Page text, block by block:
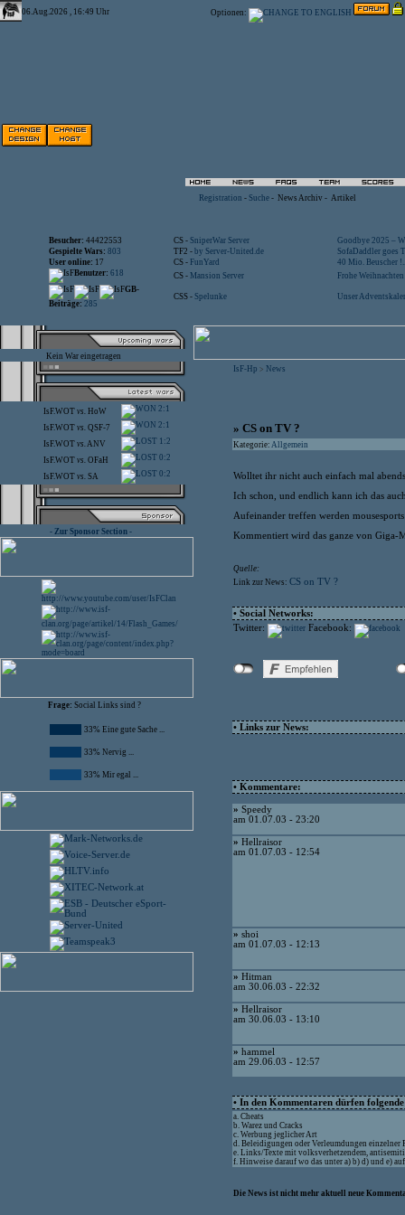
06.Aug.2026 , 16:49 Uhr Optionen:
Registration - Suche - News Archiv - Artikel
Besucher: 44422553 CS - SniperWar Server
Goodbye 2025 –
Gespielte Wars: 803 TF2 - by Server-United.de
SofaDaddler goes
User online: 17 CS - FunYard
40 Mio. Beuscher
Benutzer: 618 CS - Mansion Server
Frohe
GB-
Beiträge: 285
CSS - Spelunke Unser
Kein War eingetragen
IsF.WOT vs. HoW 2:1
IsF.WOT vs. QSF-7 2:1
IsF.WOT vs.ANV 1:2
IsF.WOT vs. OFaH 0:2
IsF.WOT vs. SA 0:2
- Zur Sponsor Section -
Frage: Social Links sind ?
33% Eine gute Sache ...
33% Nervig ...
33% Mir egal ...
IsF-Hp > News
» CS on TV ?
Kategorie: Allgemein
Wolltet ihr nicht auch einfach mal
Ich schon, und endlich kann ich das
Aufeinander treffen werden
Kommentiert wird das ganze von Giga-
Quelle:
Link zur News: CS on TV ?
• Social Networks:
Twitter:
Facebook:
• Links zur News:
• Kommentare:
» Speedy
am 01.07.03 - 23:20
» Hellraisor
am 01.07.03 - 12:54
» shoi
am 01.07.03 - 12:13
» Hitman
am 30.06.03 - 22:32
» Hellraisor
am 30.06.03 - 13:10
» hammel
am 29.06.03 - 12:57
• In den Kommentaren dürfen
a. Cheats
b. Warez und Cracks
c. Werbung jeglicher Art
d. Beleidigungen oder Verleumdungen einzelner
e. Links/Texte mit volksverhetzendem,
f. Hinweise darauf wo das unter a) b) d) und e)
Die News ist nicht mehr aktuell neue